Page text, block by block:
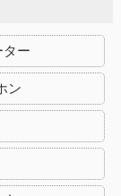
ター
ン